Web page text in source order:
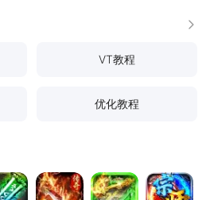
更多
VT教程
优化教程
天芒之神 浴血长空 传奇之业 宗师传